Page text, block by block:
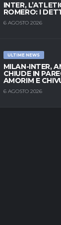
INTER,
ROMERO: I
6 AGOSTO 2026
ULTIME NEWS
MILAN-INTER,
CHIUDE IN
AMORIM E
6 AGOSTO 2026